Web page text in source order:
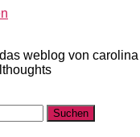
weblog von